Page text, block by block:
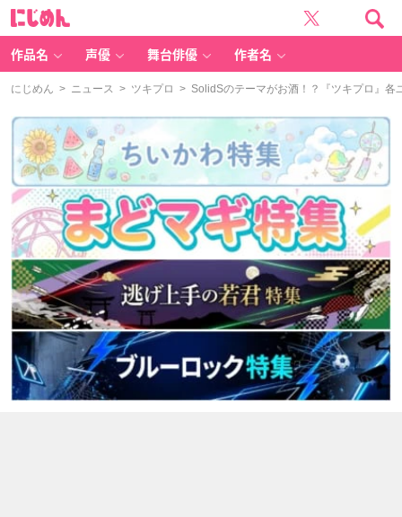
作品名 声優 舞台俳優 作者名
にじめん > ニュース > ツキプロ > SolidSのテーマがお酒！？『ツキプロ』各